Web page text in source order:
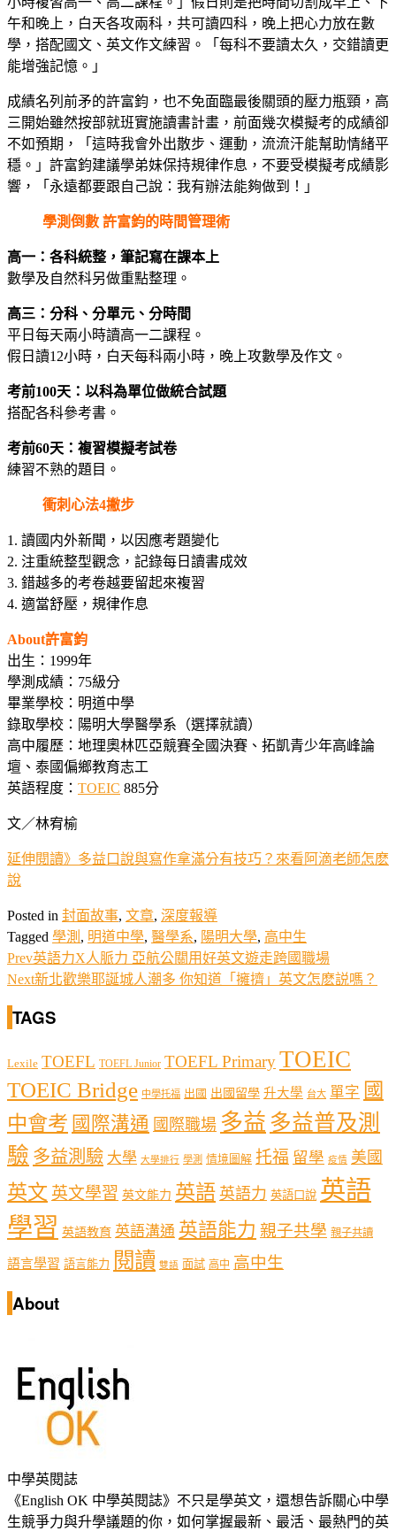
午和晚上，白天各攻兩科，共可讀四科，晚上把心力放在數
學，搭配國文、英文作文練習。「每科不要讀太久，交錯讀更
能增強記憶。」
成績名列前矛的許富鈞，也不免面臨最後關頭的壓力瓶頸，高
三開始雖然按部就班實施讀書計畫，前面幾次模擬考的成績卻
不如預期，「這時我會外出散步、運動，流流汗能幫助情緒平
穩。」許富鈞建議學弟妹保持規律作息，不要受模擬考成績影
響，「永遠都要跟自己說：我有辦法能夠做到！」
學測倒數 許富鈞的時間管理術
高一：各科統整，筆記寫在課本上
數學及自然科另做重點整理。
高三：分科、分單元、分時間
平日每天兩小時讀高一二課程。
假日讀12小時，白天每科兩小時，晚上攻數學及作文。
考前100天：以科為單位做統合試題
搭配各科參考書。
考前60天：複習模擬考試卷
練習不熟的題目。
衝刺心法4撇步
1. 讀國内外新聞，以因應考題變化
2. 注重統整型觀念，記錄每日讀書成效
3. 錯越多的考卷越要留起來複習
4. 適當舒壓，規律作息
About許富鈞
出生：1999年
學測成績：75級分
畢業學校：明道中學
錄取學校：陽明大學醫學系（選擇就讀）
高中履歷：地理奧林匹亞競賽全國決賽、拓凱青少年高峰論
壇、泰國偏鄉教育志工
英語程度： TOEIC 885分
文／林宥榆
延伸閱讀》多益口說與寫作拿滿分有技巧？來看阿滴老師怎麽
說
Posted in 封面故事, 文章, 深度報導
Tagged 學測 , 明道中學, 醫學系, 陽明大學, 高中生
Prev英語力X人脈力 亞航公關用好英文遊走跨國職場
Next新北歡樂耶誕城人潮多 你知道「擁擠」英文怎麽説嗎？
TAGS
Lexile TOEFL TOEFL Junior TOEFL PrimaryTOEIC
TOEIC Bridge 中學托福 出國 出國留學 升大學 台大 單字 國
中會考 國際溝通 國際職場 多益 多益普及測
驗 多益測驗 大學 大學排行 學測 情境圖解 托福 留學 疫情 美國
英文 英文學習 英文能力 英語 英語力 英語口說 英語
學習 英語教育 英語溝通 英語能力 親子共學 親子共讀
語言學習 語言能力 閱讀 雙語 面試 高中 高中生
About
中學英閱誌
《English OK 中學英閱誌》不只是學英文，還想告訴關心中學
生競爭力與升學議題的你，如何掌握最新、最活、最熱門的英